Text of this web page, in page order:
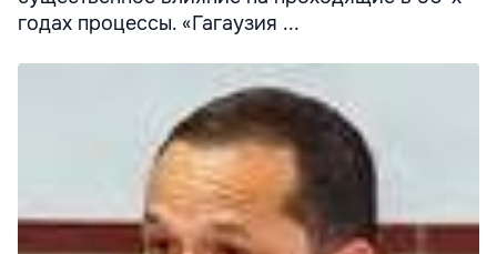
годах процессы. «Гагаузия ...